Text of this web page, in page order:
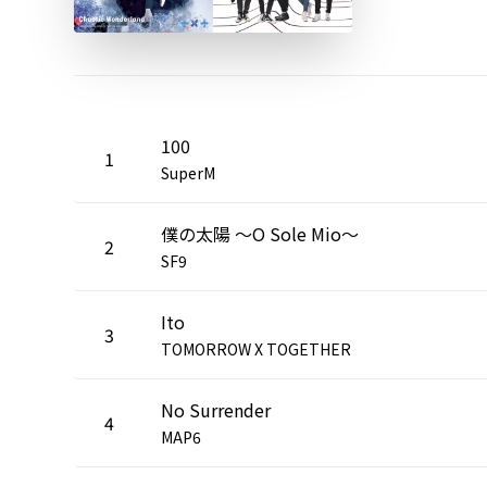
1 100
SuperM
2 僕の太陽 ～O Sole Mio～
SF9
3 Ito
TOMORROW X TOGETHER
4 No Surrender
MAP6